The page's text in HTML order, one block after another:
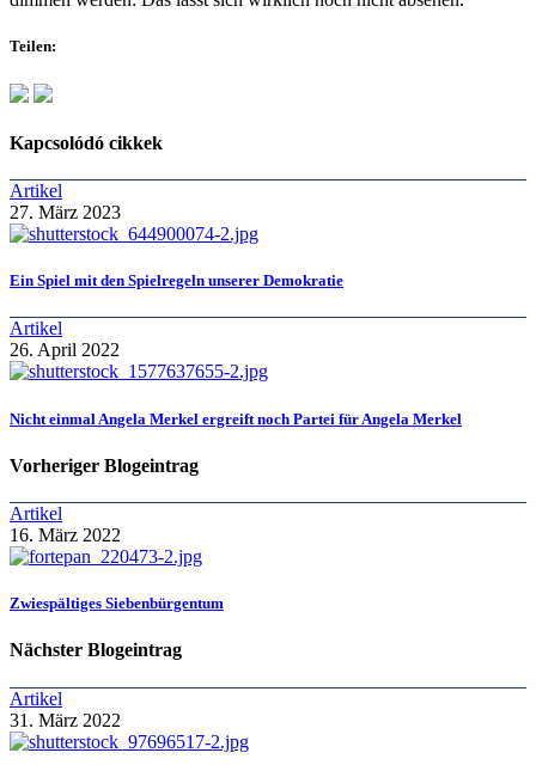
Teilen:
Kapcsolódó cikkek
Artikel
27. März 2023
Ein Spiel mit den Spielregeln unserer Demokratie
Artikel
26. April 2022
Nicht einmal Angela Merkel ergreift noch Partei für Angela Merkel
Vorheriger Blogeintrag
Artikel
16. März 2022
Zwiespältiges Siebenbürgentum
Nächster Blogeintrag
Artikel
31. März 2022